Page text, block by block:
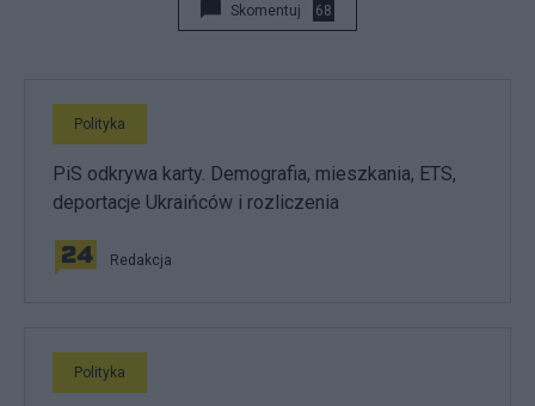
Skomentuj 68
Polityka
PiS odkrywa karty. Demografia, mieszkania, ETS,
deportacje Ukraińców i rozliczenia
Redakcja
Polityka